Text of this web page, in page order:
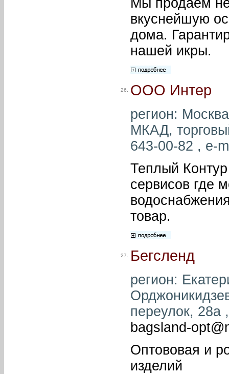
вкуснейшую
дома.
нашей икры.
26. ООО Интер
регион:
МКАД,
643-00-82 , e-
Теплый
сервисов где
товар.
27. Бегсленд
регион:
переулок, 28а
bagsland-
Оптововая и
изделий